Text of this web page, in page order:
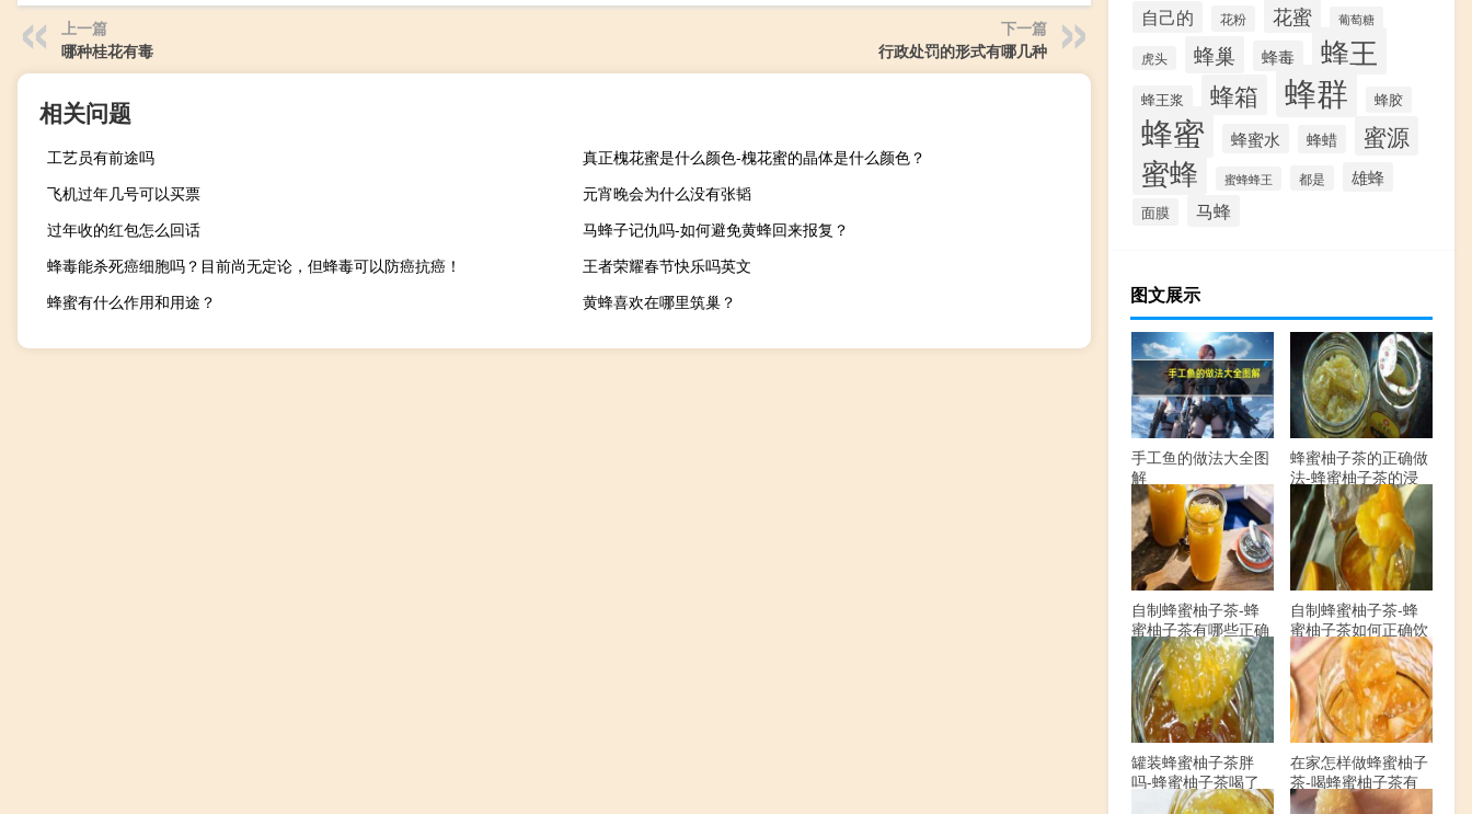
上一篇
哪种桂花有毒
下一篇
行政处罚的形式有哪几种
相关问题
工艺员有前途吗
真正槐花蜜是什么颜色-槐花蜜的晶体是什么颜色？
飞机过年几号可以买票
元宵晚会为什么没有张韬
过年收的红包怎么回话
马蜂子记仇吗-如何避免黄蜂回来报复？
蜂毒能杀死癌细胞吗？目前尚无定论，但蜂毒可以防癌抗癌！
王者荣耀春节快乐吗英文
蜂蜜有什么作用和用途？
黄蜂喜欢在哪里筑巢？
自己的 花粉 花蜜 葡萄糖
虎头 蜂巢 蜂毒 蜂王
蜂王浆 蜂箱 蜂群 蜂胶
蜂蜜 蜂蜜水 蜂蜡 蜜源
蜜蜂 蜜蜂蜂王 都是 雄蜂
面膜 马蜂
图文展示
手工鱼的做法大全图
解
蜂蜜柚子茶的正确做
法-蜂蜜柚子茶的浸
泡方法有哪些？
自制蜂蜜柚子茶-蜂
蜜柚子茶有哪些正确
的做法？
自制蜂蜜柚子茶-蜂
蜜柚子茶如何正确饮
用？
罐装蜂蜜柚子茶胖
吗-蜂蜜柚子茶喝了
会发胖吗？
在家怎样做蜂蜜柚子
茶-喝蜂蜜柚子茶有
哪些禁忌？